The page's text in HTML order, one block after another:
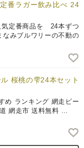
番ラガー飲み比べ 24
気定番商品を 24本ずつ
なみブルワリーの不動の
桜桃の雫24本セット
め ランキング 網走ビー
網走市 送料無料 …